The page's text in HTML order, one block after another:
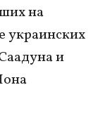
на
украинских
и